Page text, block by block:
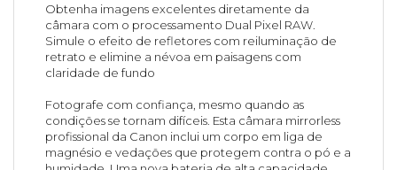
Obtenha imagens excelentes diretamente da
câmara com o processamento Dual Pixel RAW.
Simule o efeito de refletores com reiluminação de
retrato e elimine a névoa em paisagens com
claridade de fundo
Fotografe com confiança, mesmo quando as
condições se tornam difíceis. Esta câmara mirrorless
profissional da Canon inclui um corpo em liga de
magnésio e vedações que protegem contra o pó e a